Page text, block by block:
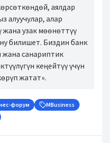
аялдар
алуучулар, алар
узак мөөнөттүү
билишет. Биздин банк
санариптик
кеңейтүү үчүн
жатат».
форум
MBusiness